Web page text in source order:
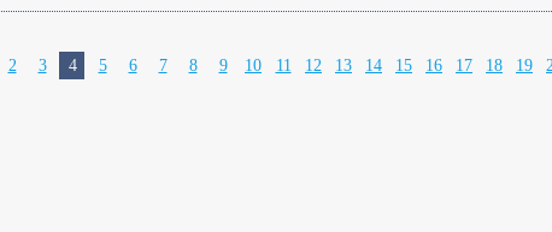
2 3 4 5 6 7 8 9 10 11 12 13 14 15 16 17 18 19